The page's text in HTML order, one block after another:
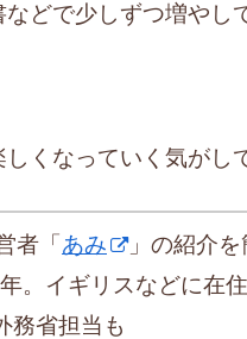
どで少しずつ増やし
くなっていく気がし
者「あみ
」の紹介を
。イギリスなどに在住
務省担当も